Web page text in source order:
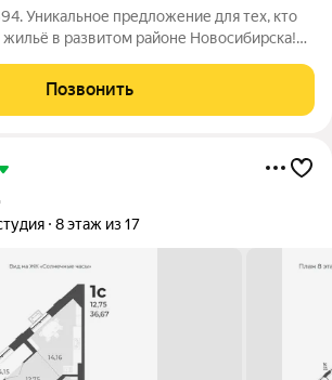
Уникальное предложение для тех, кто
в развитом районе Новосибирска!
расположена на 7 этаже 17-этажного
Позвонить
8 этаж из 17